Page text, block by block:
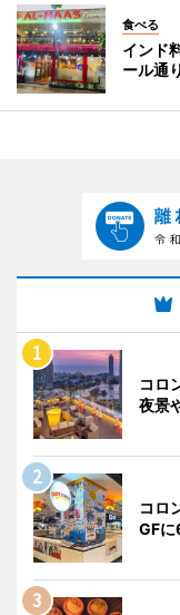
食べる
インド
ール通
コロ
夜景
コロ
GF